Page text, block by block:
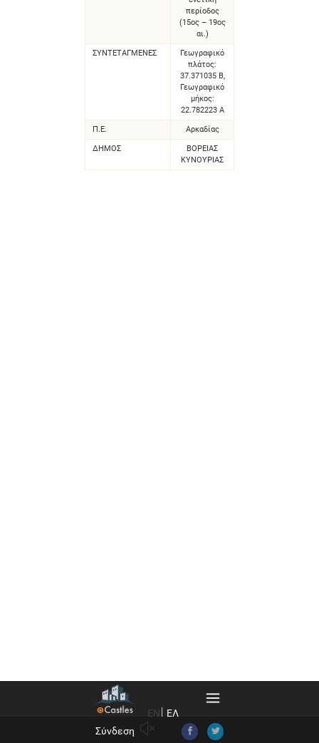
EN
ΕΛ
Σύνδεση
περίοδος
(15ος – 19ος
αι.)
ΣΥΝΤΕΤΑΓΜΈΝΕΣ
Γεωγραφικό
πλάτος:
37.371035 Β,
Γεωγραφικό
μήκος:
22.782223 Α
Π.Ε. Αρκαδίας
ΔΗΜΟΣ
ΒΟΡΕΙΑΣ
ΚΥΝΟΥΡΙΑΣ